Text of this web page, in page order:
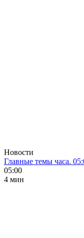
Новости
Главные темы часа.
05:00
4 мин